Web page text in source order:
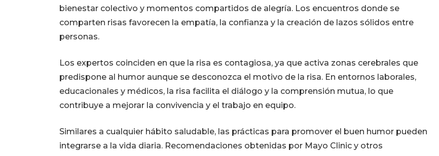
bienestar colectivo y momentos compartidos de alegría. Los encuentros donde se
comparten risas favorecen la empatía, la confianza y la creación de lazos sólidos entre
personas.
Los expertos coinciden en que la risa es contagiosa, ya que activa zonas cerebrales que
predispone al humor aunque se desconozca el motivo de la risa. En entornos laborales,
educacionales y médicos, la risa facilita el diálogo y la comprensión mutua, lo que
contribuye a mejorar la convivencia y el trabajo en equipo.
Similares a cualquier hábito saludable, las prácticas para promover el buen humor pueden
integrarse a la vida diaria. Recomendaciones obtenidas por Mayo Clinic y otros